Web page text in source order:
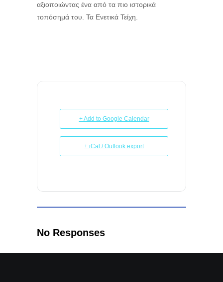
αξιοποιώντας ένα από τα πιο ιστορικά
τοπόσημά του. Τα Ενετικά Τείχη.
+ Add to Google Calendar
+ iCal / Outlook export
No Responses